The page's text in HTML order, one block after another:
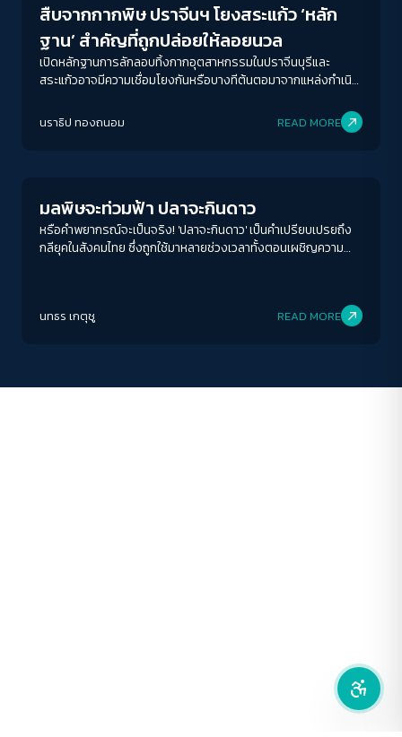
สืบจากกากพิษ ปราจีนฯ โยงสระแก้ว ‘หลัก
ฐาน’ สำคัญที่ถูกปล่อยให้ลอยนวล
เปิดหลักฐานการลักลอบทิ้งกากอุตสาหกรรมในปราจีนบุรีและ
สระแก้วอาจมีความเชื่อมโยงกันหรือบางทีต้นตอมาจากแหล่งกำเนิด
นราธิป ทองถนอม READ MORE
มลพิษจะท่วมฟ้า ปลาจะกินดาว
หรือคำพยากรณ์จะเป็นจริง! 'ปลาจะกินดาว' เป็นคำเปรียบเปรยถึง
กลียุคในสังคมไทย ซึ่งถูกใช้มาหลายช่วงเวลาทั้งตอนเผชิญความ
นทธร เกตุชู READ MORE
ระยะห่างข้อความ
ปกติ มาก มากที่สุด
Deutan Tritan